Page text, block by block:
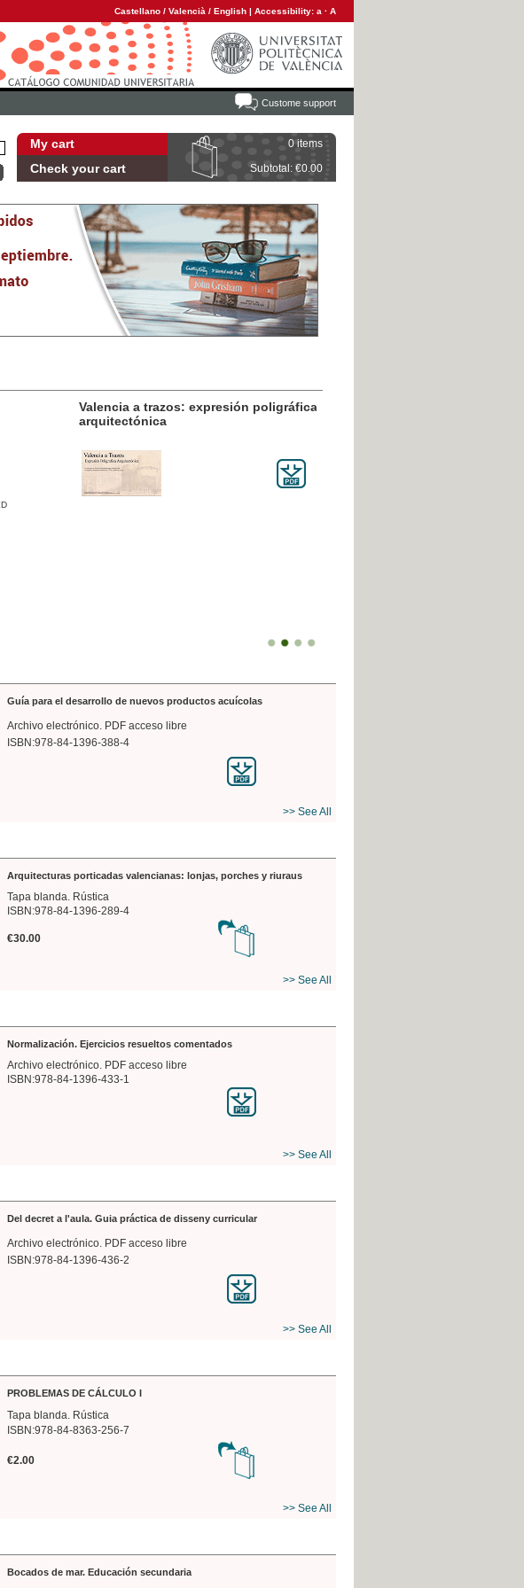
Castellano / Valencià / English | Accessibility: a · A
Custome support
My cart 0 items
Check your cart Subtotal: €0.00
Valencia a trazos: expresión poligráfica
arquitectónica
Guía para el desarrollo de nuevos productos acuícolas
Archivo electrónico. PDF acceso libre
ISBN:978-84-1396-388-4
>> See All
Arquitecturas porticadas valencianas: lonjas, porches y riuraus
Tapa blanda. Rústica
ISBN:978-84-1396-289-4
€30.00
>> See All
Normalización. Ejercicios resueltos comentados
Archivo electrónico. PDF acceso libre
ISBN:978-84-1396-433-1
>> See All
Del decret a l'aula. Guia práctica de disseny curricular
Archivo electrónico. PDF acceso libre
ISBN:978-84-1396-436-2
>> See All
PROBLEMAS DE CÁLCULO I
Tapa blanda. Rústica
ISBN:978-84-8363-256-7
€2.00
>> See All
Bocados de mar. Educación secundaria